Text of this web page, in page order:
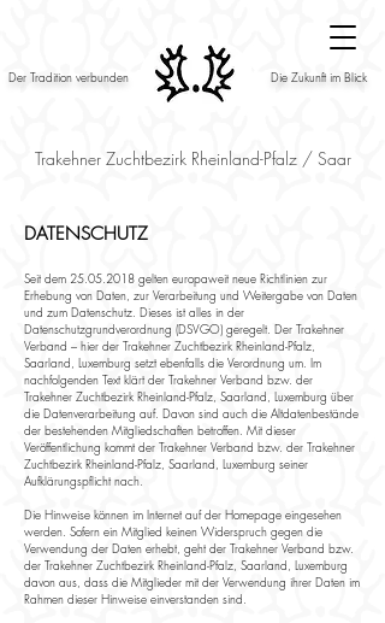
Der Tradition verbunden Die Zukunft im Blick
Trakehner Zuchtbezirk Rheinland-Pfalz / Saar
DATENSCHUTZ
Seit dem 25.05.2018 gelten europaweit neue Richtlinien zur
Erhebung von Daten, zur Verarbeitung und Weitergabe von Daten
und zum Datenschutz. Dieses ist alles in der
Datenschutzgrundverordnung (DSVGO) geregelt. Der Trakehner
Verband – hier der Trakehner Zuchtbezirk Rheinland-Pfalz,
Saarland, Luxemburg setzt ebenfalls die Verordnung um. Im
nachfolgenden Text klärt der Trakehner Verband bzw. der
Trakehner Zuchtbezirk Rheinland-Pfalz, Saarland, Luxemburg über
die Datenverarbeitung auf. Davon sind auch die Altdatenbestände
der bestehenden Mitgliedschaften betroffen. Mit dieser
Veröffentlichung kommt der Trakehner Verband bzw. der Trakehner
Zuchtbezirk Rheinland-Pfalz, Saarland, Luxemburg seiner
Aufklärungspflicht nach.
Die Hinweise können im Internet auf der Homepage eingesehen
werden. Sofern ein Mitglied keinen Widerspruch gegen die
Verwendung der Daten erhebt, geht der Trakehner Verband bzw.
der Trakehner Zuchtbezirk Rheinland-Pfalz, Saarland, Luxemburg
davon aus, dass die Mitglieder mit der Verwendung ihrer Daten im
Rahmen dieser Hinweise einverstanden sind.